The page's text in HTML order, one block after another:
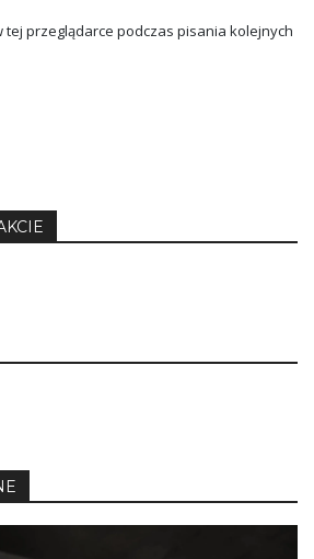
tej przeglądarce podczas pisania kolejnych